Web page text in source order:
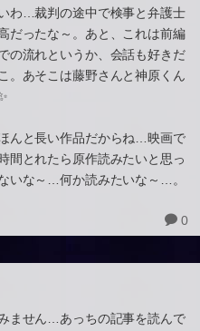
わ…裁判の途中で検事と弁護士
だったな～。あと、これは前編
の流れというか、会話も好きだ
。あそこは藤野さんと神原くん
んと長い作品だからね…映画で
間とれたら原作読みたいと思っ
いな～…何か読みたいな～…。
0
ません…あっちの記事を読んで